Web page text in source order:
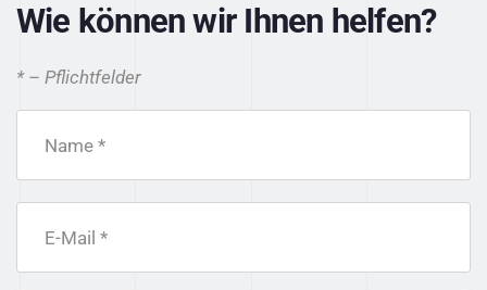
Wie können wir Ihnen helfen?
* – Pflichtfelder
Name *
E-Mail *